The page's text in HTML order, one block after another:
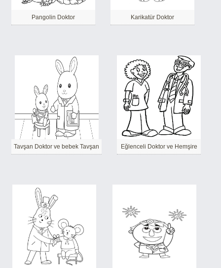
Pangolin Doktor Karikatür Doktor
Tavşan Doktor ve bebek Tavşan Eğlenceli Doktor ve Hemşire